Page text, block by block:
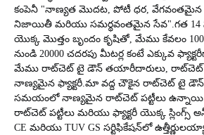
కంపెనీ "నాణ్యత మొదట, పోటీ ధర, వేగవంతమైన
నిజాయితీ మరియు సమర్థవంతమైన సేవ".గత
యొక్క మొత్తం బృందం కృషితో, మేము కేవలం
నుండి 20000 చదరపు మీటర్ల కంటే ఎక్కువ
మేము రాట్‌చెట్ టై డౌన్ తయారీదారులు, రాట్‌చెట్
నాణ్యమైన ఫ్యాక్టరీ.మా వద్ద చౌకైన రాట్‌చెట్ టై
సమయంలో నాణ్యమైన రాట్‌చెట్ పట్టీలు
రాట్‌చెట్ పట్టీలు మరియు ఫ్యాక్టరీ యొక్క స్లింగ్స్
CE మరియు TUV GS సర్టిఫికేషన్‌లో